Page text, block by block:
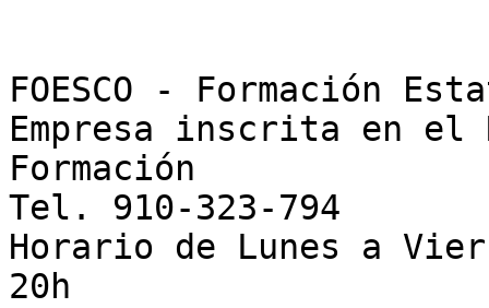
FOESCO - Formación
Empresa inscrita en el
Formación
Tel. 910-323-794
Horario de Lunes a
20h